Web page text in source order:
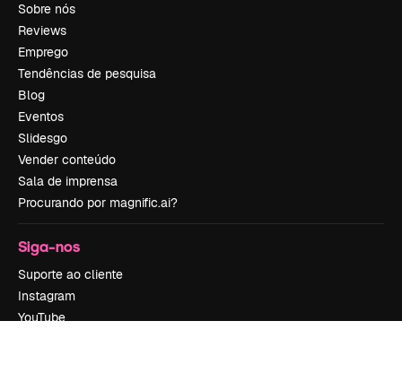
Sobre nós
Reviews
Emprego
Tendências de pesquisa
Blog
Eventos
Slidesgo
Vender conteúdo
Sala de imprensa
Procurando por magnific.ai?
Siga-nos
Suporte ao cliente
Instagram
YouTube